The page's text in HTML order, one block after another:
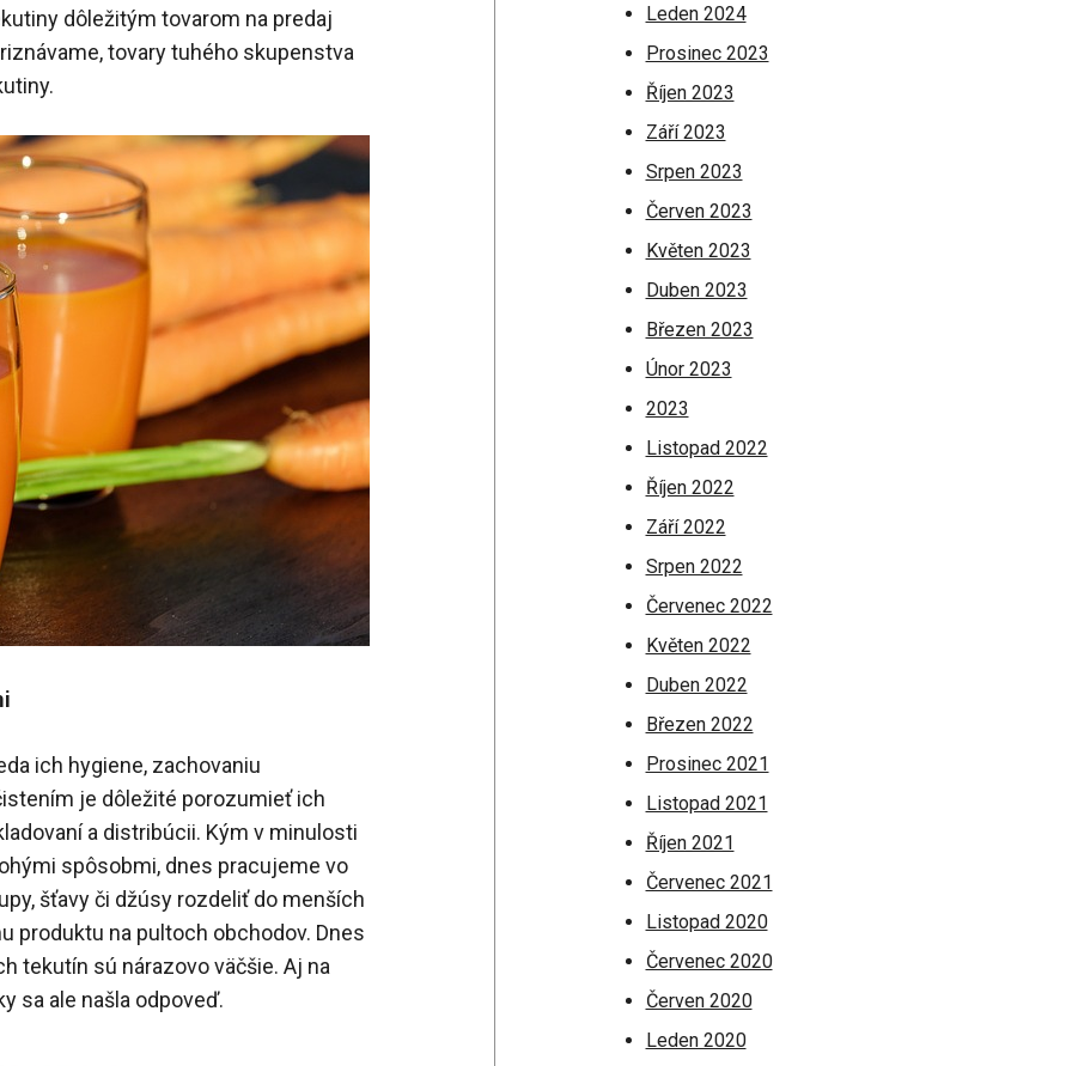
dôležitým tovarom na predaj
tovary tuhého skupenstva
ich hygiene, zachovaniu
je dôležité porozumieť ich
a distribúcii. Kým v minulosti
spôsobmi, dnes pracujeme vo
šťavy či džúsy rozdeliť do menších
produktu na pultoch obchodov. Dnes
tekutín sú nárazovo väčšie. Aj na
sa ale našla odpoveď.
Leden 2024
Prosinec 2023
Říjen 2023
Září 2023
Srpen 2023
Červen 2023
Květen 2023
Duben 2023
Březen 2023
Únor 2023
2023
Listopad 2022
Říjen 2022
Září 2022
Srpen 2022
Červenec 2022
Květen 2022
Duben 2022
Březen 2022
Prosinec 2021
Listopad 2021
Říjen 2021
Červenec 2021
Listopad 2020
Červenec 2020
Červen 2020
Leden 2020